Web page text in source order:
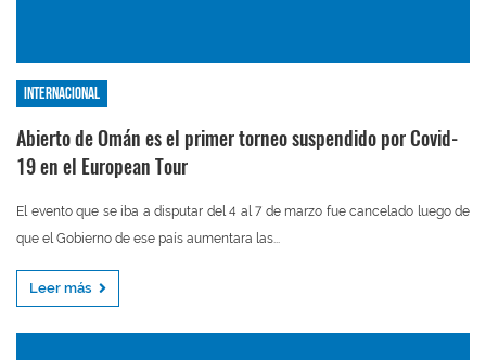
Internacional
Abierto de Omán es el primer torneo suspendido por Covid-
19 en el European Tour
El evento que se iba a disputar del 4 al 7 de marzo fue cancelado luego de
que el Gobierno de ese país aumentara las...
Leer más